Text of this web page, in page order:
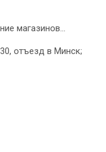
ма­га­зи­нов…
отъезд в Минск;